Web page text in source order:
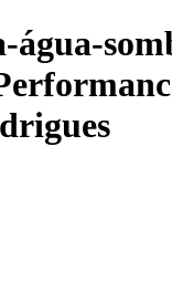
água-